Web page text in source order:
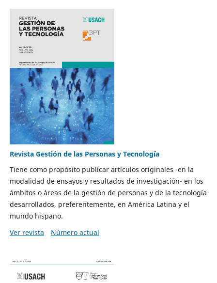
Revista Gestión de las Personas y Tecnología
Tiene como propósito publicar artículos originales -en la
modalidad de ensayos y resultados de investigación- en los
ámbitos o áreas de la gestión de personas y de la tecnología
desarrollados, preferentemente, en América Latina y el
mundo hispano.
Ver revista
Número actual